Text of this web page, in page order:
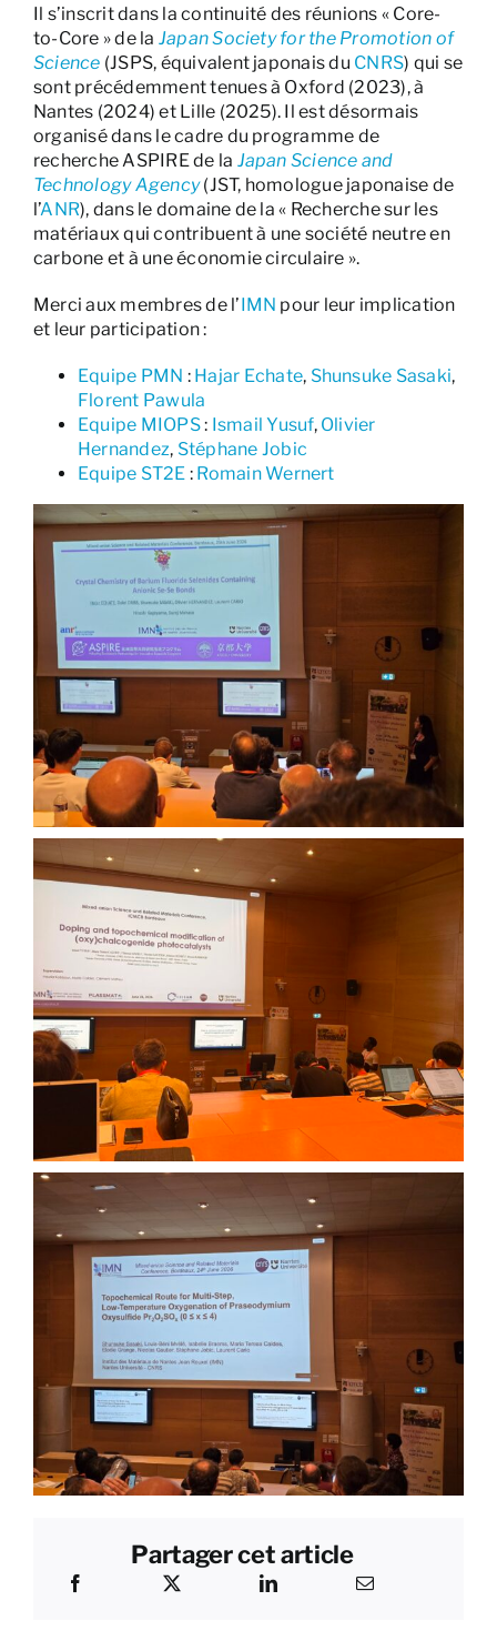
Il s’inscrit dans la continuité des réunions « Core-
to-Core » de la Japan Society for the Promotion of
Science (JSPS, équivalent japonais du CNRS) qui se
sont précédemment tenues à Oxford (2023), à
Nantes (2024) et Lille (2025). Il est désormais
organisé dans le cadre du programme de
recherche ASPIRE de la Japan Science and
Technology Agency(JST, homologue japonaise de
l’ANR), dans le domaine de la « Recherche sur les
matériaux qui contribuent à une société neutre en
carbone et à une économie circulaire ».
Merci aux membres de l’ IMN pour leur implication
et leur participation :
Equipe PMN : Hajar Echate, Shunsuke Sasaki,
Florent Pawula
Equipe MIOPS: Ismail Yusuf, Olivier
Hernandez, Stéphane Jobic
Equipe ST2E : Romain Wernert
Partager cet article